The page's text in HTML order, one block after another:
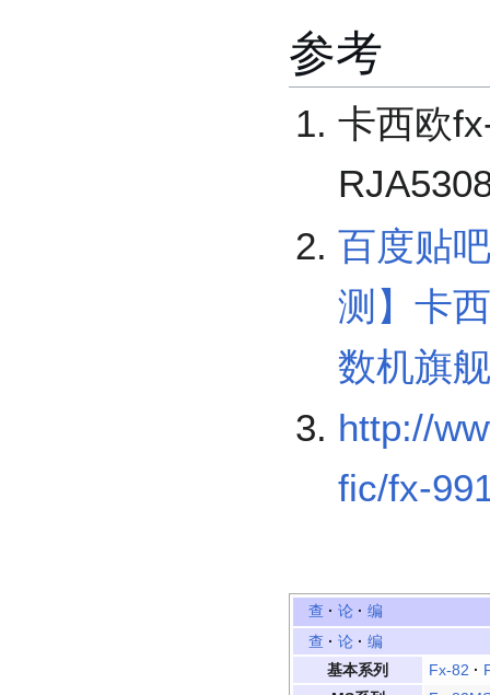
参考
卡西欧
百度贴
测】卡
数机旗
http://
fic/fx-
查 · 论 · 编
查 · 论 · 编
基本系列
Fx-82 ·